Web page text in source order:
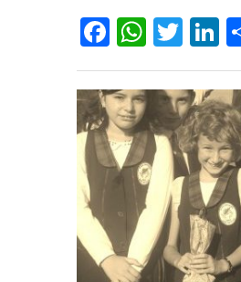
Facebook